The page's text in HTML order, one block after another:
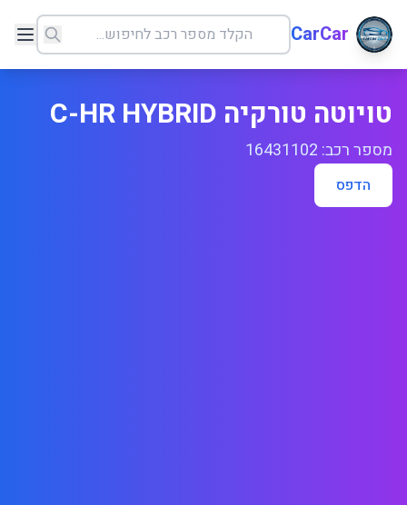
CarCar
טויוטה טורקיה C-HR HYBRID
מספר רכב: 16431102
הדפס